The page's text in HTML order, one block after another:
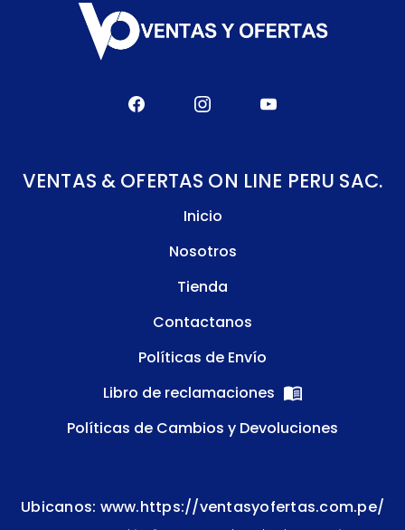
VENTAS & OFERTAS ON LINE PERU SAC.
Inicio
Nosotros
Tienda
Contactanos
Políticas de Envío
Libro de reclamaciones
Políticas de Cambios y Devoluciones
Ubicanos: www.https://ventasyofertas.com.pe/